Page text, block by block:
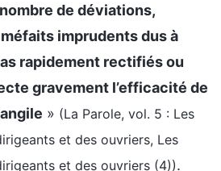
de déviations,
imprudents dus à
rapidement rectifiés ou
gravement l’efficacité de
» (La Parole, vol. 5 : Les
et des ouvriers, Les
et des ouvriers (4)).